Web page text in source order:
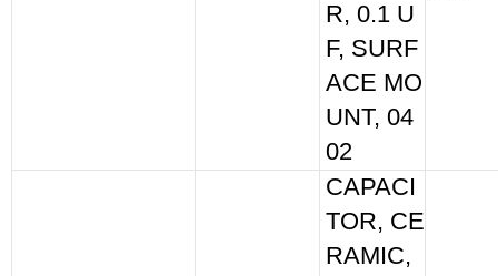
R, 0.1 U
F, SURF
ACE MO
UNT, 04
02
CAPACI
TOR, CE
RAMIC,